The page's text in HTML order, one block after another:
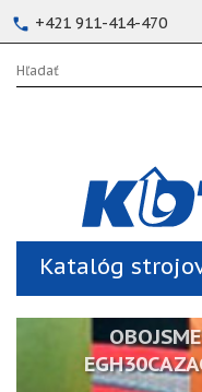
+421 911-414-470
Katalóg